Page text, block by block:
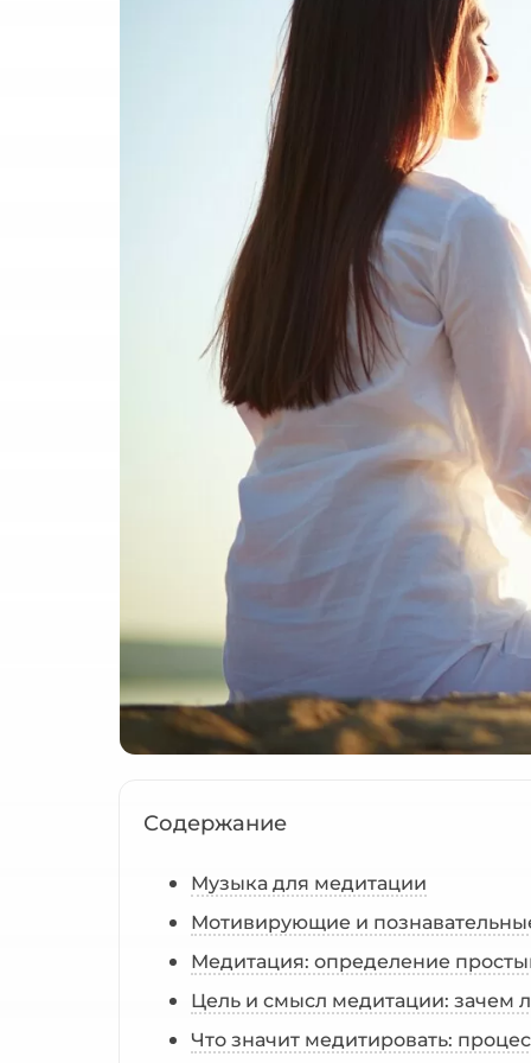
Содержание
Музыка для медитации
Мотивирующие и
Медитация: определение
Цель и смысл медитации: зачем
Что значит медитировать: